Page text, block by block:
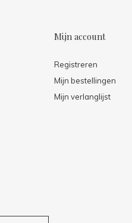
Mijn account
Registreren
Mijn bestellingen
Mijn verlanglijst